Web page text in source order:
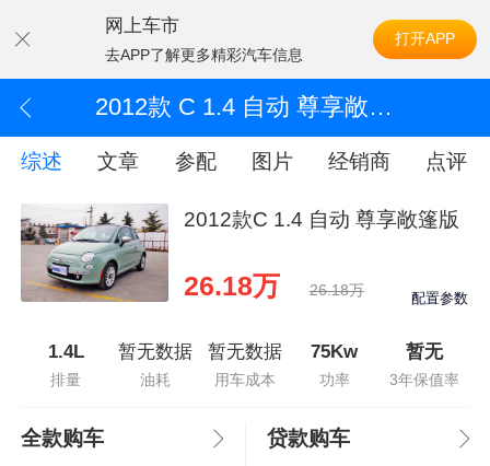
网上车市
去APP了解更多精彩汽车信息
打开APP
2012款 C 1.4 自动 尊享敞篷版
综述 文章 参配 图片 经销商 点评
2012款C 1.4 自动 尊享敞篷版
26.18万 26.18万 配置参数
1.4L
排量
暂无数据
油耗
暂无数据
用车成本
75Kw
功率
暂无
3年保值率
全款购车 贷款购车